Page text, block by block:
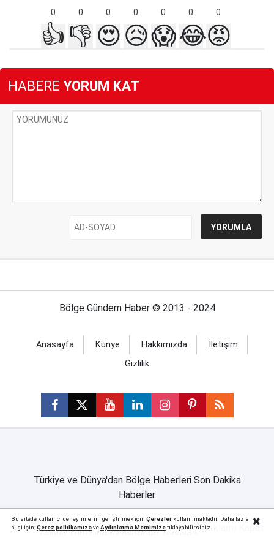
0 0 0 0 0 0 0
👍 👎 😍😥😱😂😡
HABERE YORUM KAT
Bölge Gündem Haber © 2013 - 2024
Anasayfa Künye Hakkımızda
İletişim
Gizlilik
Türkiye ve Dünya'dan Bölge Haberleri Son Dakika
Haberler
Günün Tüm Önemli haberleri Türkiye ve Dünya
Bu sitede kullanıcı deneyimlerini geliştirmek için Çerezlerkullanılmaktadır. Daha fazla
bilgi için;Çerez politikamızaveAydınlatma Metnimizetıklayabilirsiniz.Reklamı Kapat